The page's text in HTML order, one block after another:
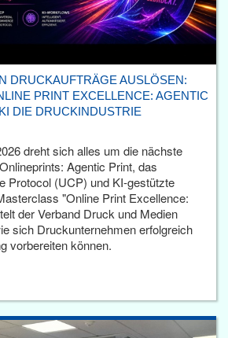
DRUCKAUFTRÄGE AUSLÖSEN:
PRINT EXCELLENCE: AGENTIC
DIE DRUCKINDUSTRIE
dreht sich alles um die nächste
Agentic Print, das
Protocol (UCP) und KI-gestützte
"Online Print Excellence:
der Verband Druck und Medien
sich Druckunternehmen erfolgreich
vorbereiten können.